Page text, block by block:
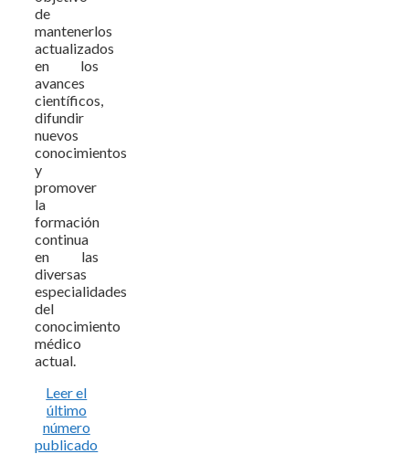
de
mantenerlos
actualizados
en los
avances
científicos,
difundir
nuevos
conocimientos
y
promover
la
formación
continua
en las
diversas
especialidades
del
conocimiento
médico
actual.
Leer el
último
número
publicado